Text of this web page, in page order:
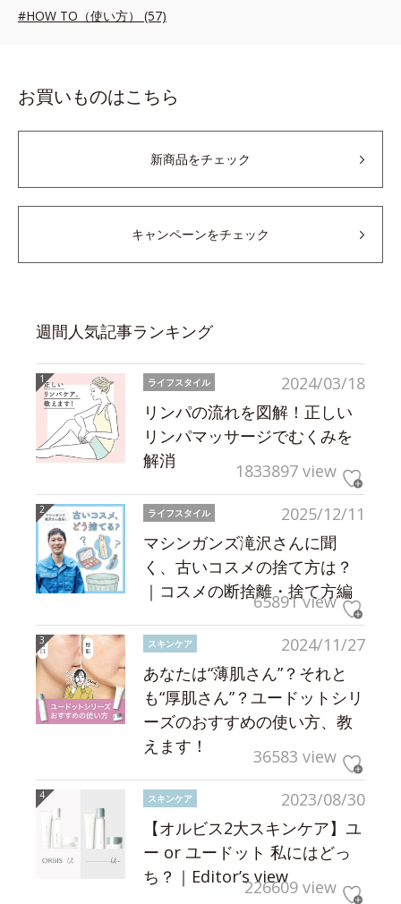
#HOW TO（使い方） (57)
お買いものはこちら
新商品をチェック
キャンペーンをチェック
週間人気記事ランキング
2024/03/18
ライフスタイル
リンパの流れを図解！正しい
リンパマッサージでむくみを
解消
1833897 view
2025/12/11
ライフスタイル
マシンガンズ滝沢さんに聞
く、古いコスメの捨て方は？
｜コスメの断捨離・捨て方編
65891 view
2024/11/27
スキンケア
あなたは“薄肌さん”？それと
も“厚肌さん”？ユードットシリ
ーズのおすすめの使い方、教
えます！
36583 view
2023/08/30
スキンケア
【オルビス2大スキンケア】ユ
ー or ユードット 私にはどっ
ち？｜Editor’s view226609 view